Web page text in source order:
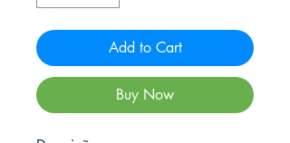
Add to Cart
Buy Now